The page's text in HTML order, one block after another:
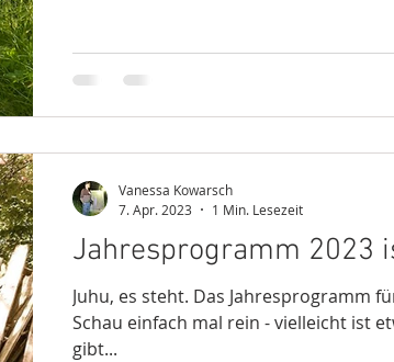
Jahresprogramm 2023
Juhu, es steht. Das Jahresprogramm
Schau einfach mal rein - vielleicht ist
gibt...
Vanessa Kowarsch
7. Apr. 2023
1 Min. Lesezeit